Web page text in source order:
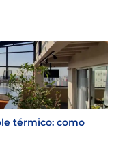
térmico: como